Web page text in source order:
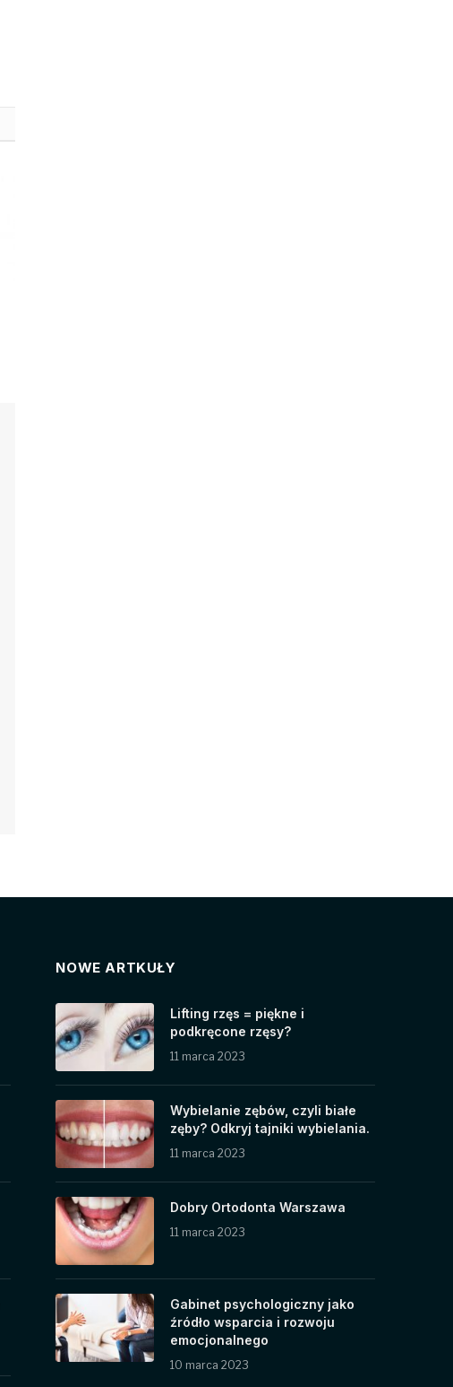
NOWE ARTKUŁY
Lifting rzęs = piękne i
podkręcone rzęsy?
11 marca 2023
Wybielanie zębów, czyli białe
zęby? Odkryj tajniki wybielania.
11 marca 2023
Dobry Ortodonta Warszawa
11 marca 2023
Gabinet psychologiczny jako
źródło wsparcia i rozwoju
emocjonalnego
10 marca 2023